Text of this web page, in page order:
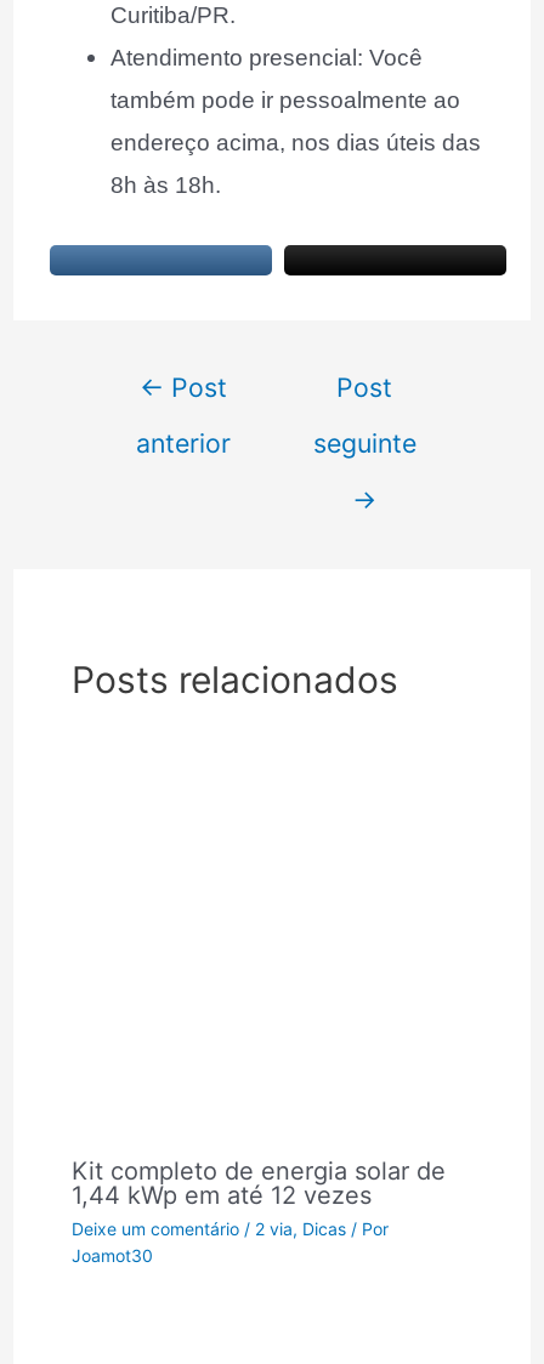
Curitiba/PR.
Atendimento presencial: Você
também pode ir pessoalmente ao
endereço acima, nos dias úteis das
8h às 18h.
Navegação
Post
← Post
anterior
Post
seguinte
→
Posts relacionados
Kit completo de energia solar de
1,44 kWp em até 12 vezes
Deixe um comentário / 2 via, Dicas/ Por
Joamot30